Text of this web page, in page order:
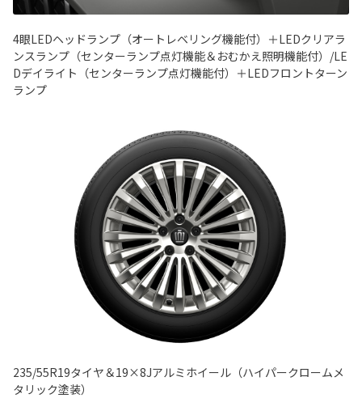
4眼LEDヘッドランプ（オートレベリング機能付）＋LEDクリアラ
ンスランプ（センターランプ点灯機能＆おむかえ照明機能付）/LE
Dデイライト（センターランプ点灯機能付）＋LEDフロントターン
ランプ
235/55R19タイヤ＆19×8Jアルミホイール（ハイパークロームメ
タリック塗装）